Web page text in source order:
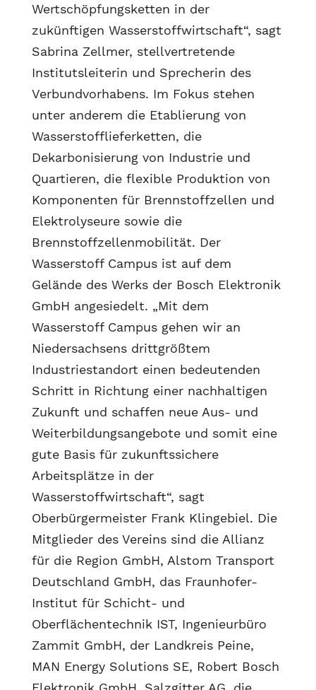
Wertschöpfungsketten in der
zukünftigen Wasserstoffwirtschaft“, sagt
Sabrina Zellmer, stellvertretende
Institutsleiterin und Sprecherin des
Verbundvorhabens. Im Fokus stehen
unter anderem die Etablierung von
Wasserstofflieferketten, die
Dekarbonisierung von Industrie und
Quartieren, die flexible Produktion von
Komponenten für Brennstoffzellen und
Elektrolyseure sowie die
Brennstoffzellenmobilität. Der
Wasserstoff Campus ist auf dem
Gelände des Werks der Bosch Elektronik
GmbH angesiedelt. „Mit dem
Wasserstoff Campus gehen wir an
Niedersachsens drittgrößtem
Industriestandort einen bedeutenden
Schritt in Richtung einer nachhaltigen
Zukunft und schaffen neue Aus- und
Weiterbildungsangebote und somit eine
gute Basis für zukunftssichere
Arbeitsplätze in der
Wasserstoffwirtschaft“, sagt
Oberbürgermeister Frank Klingebiel. Die
Mitglieder des Vereins sind die Allianz
für die Region GmbH, Alstom Transport
Deutschland GmbH, das Fraunhofer-
Institut für Schicht- und
Oberflächentechnik IST, Ingenieurbüro
Zammit GmbH, der Landkreis Peine,
MAN Energy Solutions SE, Robert Bosch